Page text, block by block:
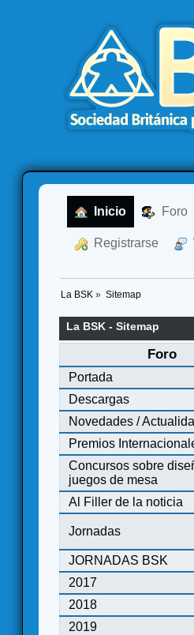
Inicio Foro
Registrarse
La BSK » Sitemap
La BSK - Sitemap
Foro
Portada
Descargas
Novedades /
Premios
Concursos sobre
juegos de mesa
Al Filler de la noticia
Jornadas
JORNADAS BSK
2017
2018
2019